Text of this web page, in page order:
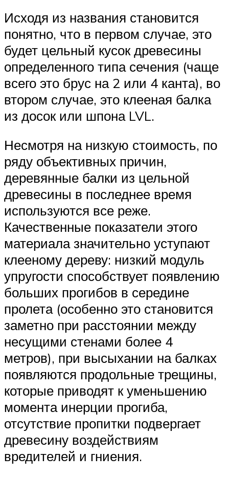
Исходя из названия становится
понятно, что в первом случае, это
будет цельный кусок древесины
определенного типа сечения (чаще
всего это брус на 2 или 4 канта), во
втором случае, это клееная балка
из досок или шпона LVL.
Несмотря на низкую стоимость, по
ряду объективных причин,
деревянные балки из цельной
древесины в последнее время
используются все реже.
Качественные показатели этого
материала значительно уступают
клееному дереву: низкий модуль
упругости способствует появлению
больших прогибов в середине
пролета (особенно это становится
заметно при расстоянии между
несущими стенами более 4
метров), при высыхании на балках
появляются продольные трещины,
которые приводят к уменьшению
момента инерции прогиба,
отсутствие пропитки подвергает
древесину воздействиям
вредителей и гниения.